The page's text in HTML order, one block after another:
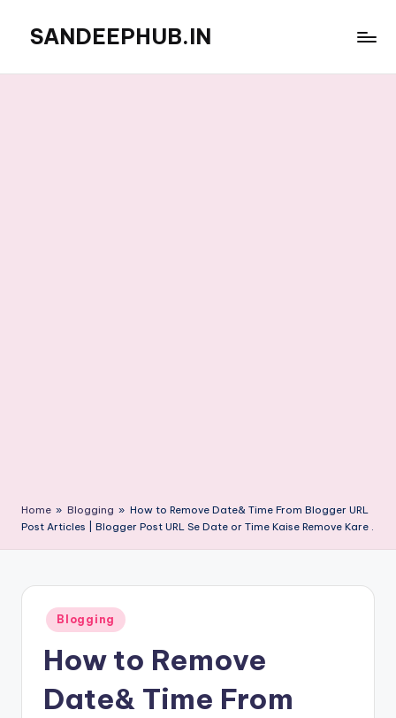
content
SANDEEPHUB.IN
Home » Blogging » How to Remove Date& Time From Blogger URL
Post Articles | Blogger Post URL Se Date or Time Kaise Remove Kare .
Posted
in
Blogging
How to Remove
Date& Time From